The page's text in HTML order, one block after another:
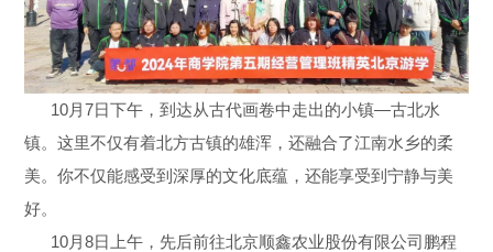
10月7日下午，到达从古代画卷中走出的小镇—古北水
镇。这里不仅有着北方古镇的雄浑，还融合了江南水乡的柔
美。你不仅能感受到深厚的文化底蕴，还能享受到宁静与美
好。
10月8日上午，先后前往北京顺鑫农业股份有限公司鹏程